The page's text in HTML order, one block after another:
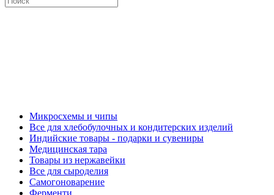
Микросхемы и чипы
Все для хлебобулочных и кондитерских изделий
Индийские товары - подарки и сувениры
Медицинская тара
Товары из нержавейки
Все для сыроделия
Самогоноварение
Ферменти